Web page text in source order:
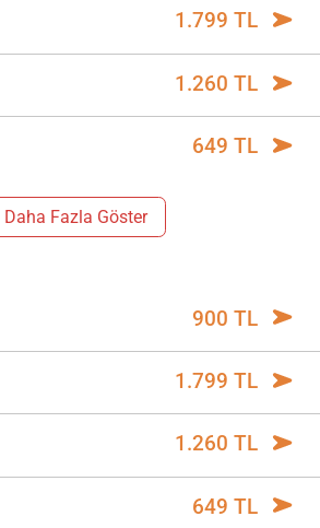
1.799 TL
1.260 TL
649 TL
Daha Fazla Göster
900 TL
1.799 TL
1.260 TL
649 TL